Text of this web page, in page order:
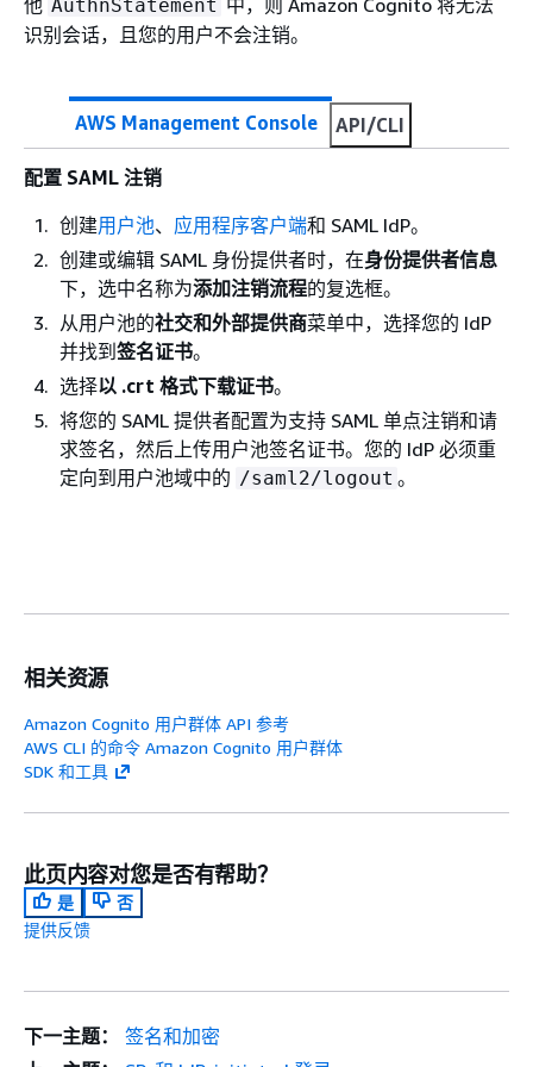
他 AuthnStatement 中，则 Amazon Cognito 将无法
识别会话，且您的用户不会注销。
AWS Management Console API/CLI
配置 SAML 注销
创建用户池、 应用程序客户端和 SAML IdP。
创建或编辑 SAML 身份提供者时，在身份提供者信息
下，选中名称为添加注销流程的复选框。
从用户池的社交和外部提供商菜单中，选择您的 IdP
并找到 签名证书。
选择以 .crt 格式下载证书。
将您的 SAML 提供者配置为支持 SAML 单点注销和请
求签名，然后上传用户池签名证书。您的 IdP 必须重
定向到用户池域中的 /saml2/logout 。
相关资源
Amazon Cognito 用户群体 API 参考
AWS CLI 的命令 Amazon Cognito 用户群体
SDK 和工具
此页内容对您是否有帮助？
是
否
提供反馈
下一主题：
签名和加密